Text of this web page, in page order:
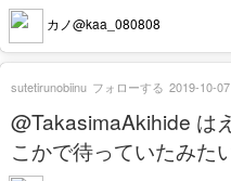
カノ@kaa_080808
@TakasimaAkihide は
こかで待っていたみた
sutetirunobiinu フォローする 2019-10-